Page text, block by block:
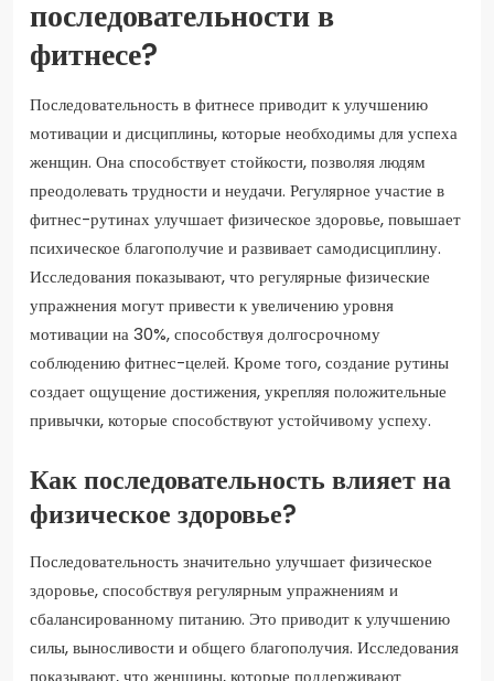
последовательности в
фитнесе?
Последовательность в фитнесе приводит к улучшению
мотивации и дисциплины, которые необходимы для успеха
женщин. Она способствует стойкости, позволяя людям
преодолевать трудности и неудачи. Регулярное участие в
фитнес-рутинах улучшает физическое здоровье, повышает
психическое благополучие и развивает самодисциплину.
Исследования показывают, что регулярные физические
упражнения могут привести к увеличению уровня
мотивации на 30%, способствуя долгосрочному
соблюдению фитнес-целей. Кроме того, создание рутины
создает ощущение достижения, укрепляя положительные
привычки, которые способствуют устойчивому успеху.
Как последовательность влияет на
физическое здоровье?
Последовательность значительно улучшает физическое
здоровье, способствуя регулярным упражнениям и
сбалансированному питанию. Это приводит к улучшению
силы, выносливости и общего благополучия. Исследования
показывают, что женщины, которые поддерживают